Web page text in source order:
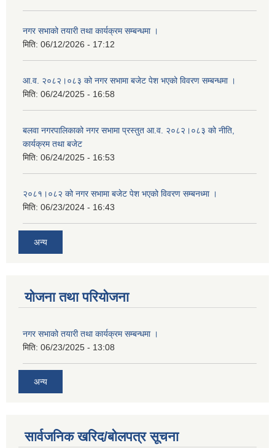
नगर सभाको तयारी तथा कार्यक्रम सम्बन्धमा ।
मिति: 06/12/2026 - 17:12
आ.व. २०८२।०८३ को नगर सभामा बजेट पेश भएको विवरण सम्बन्धमा ।
मिति: 06/24/2025 - 16:58
बलवा नगरपालिकाको नगर सभामा प्रस्तुत आ.व. २०८२।०८३ को नीति,
कार्यक्रम तथा बजेट
मिति: 06/24/2025 - 16:53
२०८१।०८२ को नगर सभामा बजेट पेश भएको विवरण सम्बनध्मा ।
मिति: 06/23/2024 - 16:43
अन्य
योजना तथा परियोजना
नगर सभाको तयारी तथा कार्यक्रम सम्बन्धमा ।
मिति: 06/23/2025 - 13:08
अन्य
सार्वजनिक खरिद/बोलपत्र सूचना